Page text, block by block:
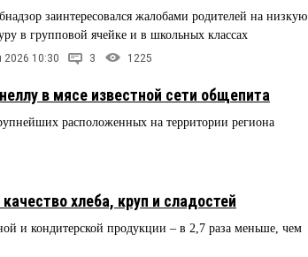
заинтересовался жалобами родителей на низкую
в групповой ячейке и в школьных классах
2026 10:30 3 1225
в мясе известной сети общепита
расположенных на территории региона
хлеба, круп и сладостей
и кондитерской продукции – в 2,7 раза меньше, чем